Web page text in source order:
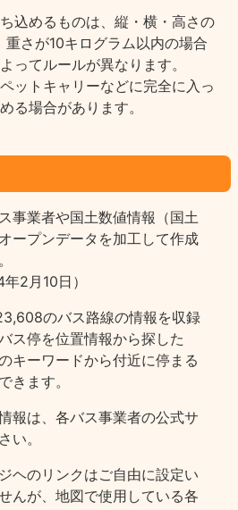
込めるものは、縦・横・高さの
重さが10キログラム以内の場合
ってルールが異なります。
ットキャリーなどに完全に入っ
る場合があります。
事業者や国土数値情報（国土
ープンデータを加工して作成
2月10日）
のバス路線の情報を収録
ス停を位置情報から探した
キーワードから付近に停まる
きます。
報は、各バス事業者の公式サ
い。
ヘのリンクはご自由に設定い
んが、地図で使用している各